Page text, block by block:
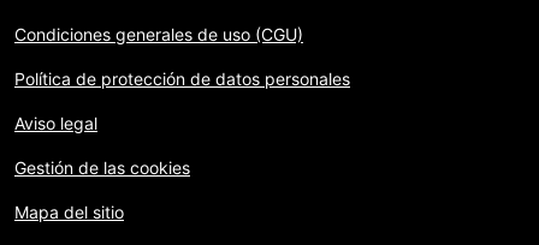
Condiciones generales de uso (CGU)
Política de protección de datos personales
Aviso legal
Gestión de las cookies
Mapa del sitio